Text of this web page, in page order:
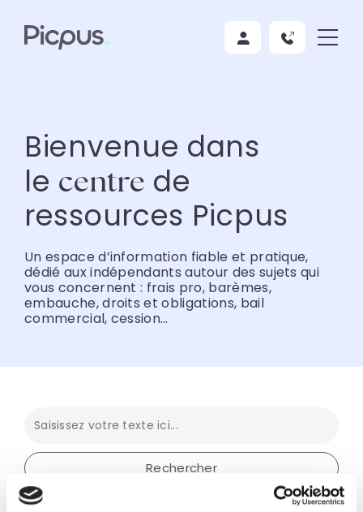
Bienvenue dans
le centre de
ressources Picpus
Un espace d’information fiable et pratique,
dédié aux indépendants autour des sujets qui
vous concernent : frais pro, barèmes,
embauche, droits et obligations, bail
commercial, cession…